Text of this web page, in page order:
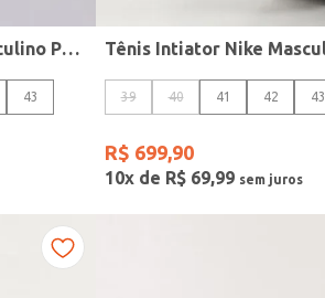
Tênis Pacific LTR Nike Masculino PRETO/BRANCO
43 39 40 41 42 43
R$ 699,90
10x de R$ 69,99